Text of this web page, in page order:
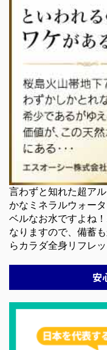
言わずと知れた超ア
かなミネラルウォー
ベルなお水ですよね
なりますので、備蓄
らカラダ全身リフレッ
安